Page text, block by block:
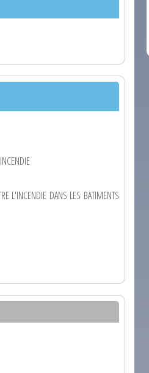
L'INCENDIE DANS LES BATIMENTS